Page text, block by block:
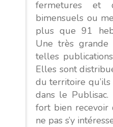
fermetures et
bimensuels ou
plus que 91
Une très
telles
Elles sont
du territoire
dans le
fort bien
ne pas s’y